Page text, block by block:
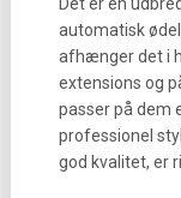
automatisk
afhænger det i
extensions og
passer på dem
professionel
god kvalitet, er